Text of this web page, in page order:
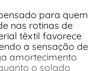
para quem
nas rotinas de
têxtil favorece
a sensação de
amortecimento
o solado